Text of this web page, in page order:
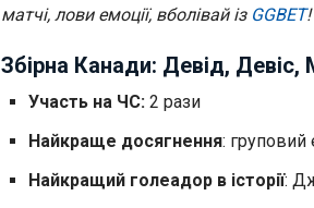
матчі, лови емоції, вболівай із GGBET!
Збірна Канади: Девід,
Участь на ЧС: 2 рази
Найкраще досягнення: груповий
Найкращий голеадор в історії: